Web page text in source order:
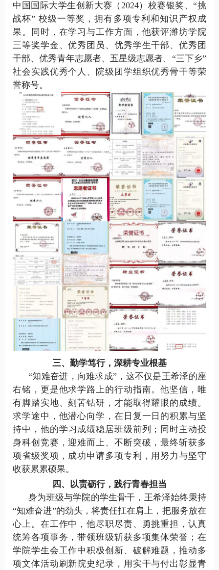
中国国际大学生创新大赛（2024）校赛银奖、“挑
战杯” 校级一等奖，拥有多项专利和知识产权成
果。同时，在学习与工作方面 ，他获评潍坊学院
三等奖学金、优秀团员、优秀学生干部、优秀团
干部、优秀青年志愿者、五星级志愿者、 “三下乡”
社会实践优秀个人 、院级团学组织优秀骨干等荣
誉称号。
三、勤学笃行，深耕专业根基
“知难奋进，向难求成”，这不仅是王希泽的座
右铭，更是他求学路上的行动指南。他坚信，唯
有脚踏实地、刻苦钻研， 才能取得耀眼的成绩。
求学途中，他潜心向学， 在日复一日的积累与坚
持中， 他的学习 成绩稳居班级前列； 同时主动投
身科创竞赛，迎难而上、不断突破，最终斩获多
项省级奖项，成功申请多项专利，用努力与坚守
收获累累硕果。
四、以责砺行，践行青春担当
身为班级与学院的学生骨干，王希泽始终秉持
“知难奋进”的劲头，将责任扛在肩上，把服务放在
心上。在工作中 ，他尽职尽责、勇挑重担，认真
统筹各项事务，带领班级斩获多项集体荣誉；在
学院学生会工作中积极创新、破解难题，推动多
项文体活动刷新院史纪录，用实干与付出彰显青